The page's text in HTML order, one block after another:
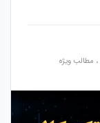
، مطالب ویژه